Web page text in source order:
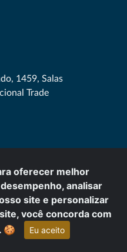
oferecer melhor
analisar
site e personalizar
você concorda com
🍪 Eu aceito
1459, Salas
Trade
(Lei 9610 de 19/02/1998), sua
da Lei. - Desenvolvido por